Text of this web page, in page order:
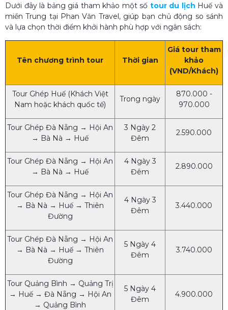
Dưới đây là bảng giá tham khảo một số tour du lịch Huế và
miền Trung tại Phan Văn Travel, giúp bạn chủ động so sánh
và lựa chọn thời điểm khởi hành phù hợp với ngân sách:
Tên chương trình tour Thời gian
Giá tour tham
khảo
(VND/Khách)
Tour Ghép Huế (Khách Việt
Nam hoặc khách quốc tế)
Trong ngày
870.000 -
970.000
Tour Ghép Đà Nẵng → Hội An
→ Bà Nà → Huế
3 Ngày 2
Đêm
2.590.000
Tour Ghép Đà Nẵng → Hội An
→ Bà Nà → Huế
4 Ngày 3
Đêm
2.890.000
Tour Ghép Đà Nẵng → Hội An
→ Bà Nà → Huế → Thiên
Đường
4 Ngày 3
Đêm
3.440.000
Tour Ghép Đà Nẵng → Hội An
→ Bà Nà → Huế → Thiên
Đường
5 Ngày 4
Đêm
3.740.000
Tour Quảng Bình → Quảng Trị
→ Huế → Đà Nẵng → Hội An
→ Quảng Bình
5 Ngày 4
Đêm
4.900.000